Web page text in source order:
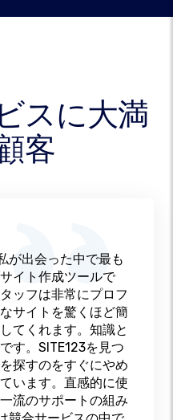
スに大満
客
が出会った中で最も
イト作成ツールで
ッフは非常にプロフ
サイトを驚くほど簡
てくれます。知識と
す。SITE123を見つ
探すのをすぐにやめ
います。直感的に使
流のサポートの組み